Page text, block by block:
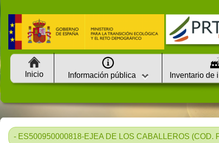
Inicio Información pública Inventario de
- ES500950000818-EJEA DE LOS CABALLEROS (COD.